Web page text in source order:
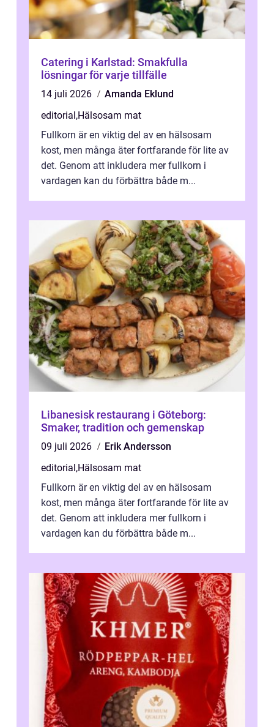
Catering i Karlstad: Smakfulla
lösningar för varje tillfälle
14 juli 2026
Amanda Eklund
editorial,Hälsosam mat
Fullkorn är en viktig del av en hälsosam
kost, men många äter fortfarande för lite av
det. Genom att inkludera mer fullkorn i
vardagen kan du förbättra både m...
Libanesisk restaurang i Göteborg:
Smaker, tradition och gemenskap
09 juli 2026
Erik Andersson
editorial,Hälsosam mat
Fullkorn är en viktig del av en hälsosam
kost, men många äter fortfarande för lite av
det. Genom att inkludera mer fullkorn i
vardagen kan du förbättra både m...